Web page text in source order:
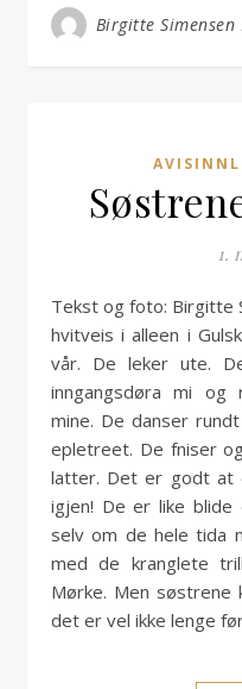
Birgitte Simensen
1.
Tekst og foto: Birgitte Simensen Berg Et teppe med
hvitveis i alleen i
vår. De leker ute.
inngangsdøra mi og
mine. De danser
epletreet. De fniser
latter. Det er godt at
igjen! De er like
selv om de hele tida
med de kranglete
Mørke. Men
det er vel ikke lenge